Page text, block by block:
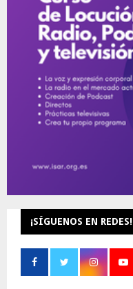
¡SÍGUENOS EN REDES!